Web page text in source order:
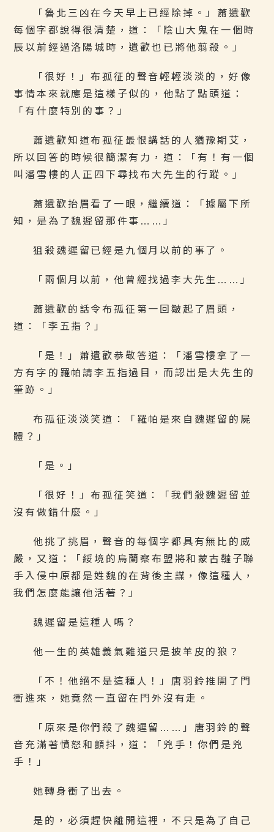
「魯北三凶在今天早上已經除掉。」蕭遺歡
每個字都說得很清楚，道：「陰山大鬼在一個時
辰以前經過洛陽城時，遺歡也已將他翦殺。」
「很好！」布孤征的聲音輕輕淡淡的，好像
事情本來就應是這樣子似的，他點了點頭道：
「有什麼特別的事？」
蕭遺歡知道布孤征最恨講話的人猶豫期艾，
所以回答的時候很簡潔有力，道：「有！有一個
叫潘雪樓的人正四下尋找布大先生的行蹤。」
蕭遺歡抬眉看了一眼，繼續道：「據屬下所
知，是為了魏遲留那件事……」
狙殺魏遲留已經是九個月以前的事了。
「兩個月以前，他曾經找過李大先生……」
蕭遺歡的話令布孤征第一回皺起了眉頭，
道：「李五指？」
「是！」蕭遺歡恭敬答道：「潘雪樓拿了一
方有字的羅帕請李五指過目，而認出是大先生的
筆跡。」
布孤征淡淡笑道：「羅帕是來自魏遲留的屍
體？」
「是。」
「很好！」布孤征笑道：「我們殺魏遲留並
沒有做錯什麼。」
他挑了挑眉，聲音的每個字都具有無比的威
嚴，又道：「綏境的烏蘭察布盟將和蒙古韃子聯
手入侵中原都是姓魏的在背後主謀，像這種人，
我們怎麼能讓他活著？」
魏遲留是這種人嗎？
他一生的英雄義氣難道只是披羊皮的狼？
「不！他絕不是這種人！」唐羽鈴推開了門
衝進來，她竟然一直留在門外沒有走。
「原來是你們殺了魏遲留……」唐羽鈴的聲
音充滿著憤怒和顫抖，道：「兇手！你們是兇
手！」
她轉身衝了出去。
是的，必須趕快離開這裡，不只是為了自己